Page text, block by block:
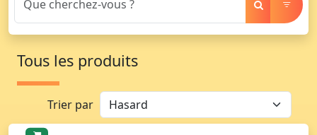
Tous les produits
Trier par